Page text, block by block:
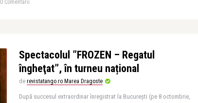
0 Comentarii
Spectacolul ”FROZEN – Regatul
îngheţat”, în turneu național
de revistatango.ro Marea Dragoste
După succesul extraordinar înregistrat la București (pe 8 octombrie,